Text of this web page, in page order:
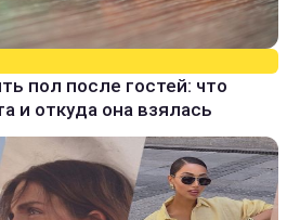
пол после гостей: что
и откуда она взялась